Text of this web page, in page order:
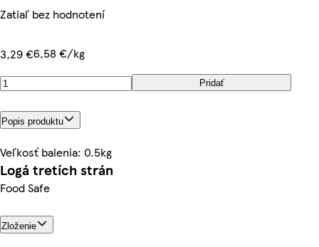
Zatiaľ bez hodnotení
3,29 €6,58 €/kg
Pridať
Popis produktu
Veľkosť balenia: 0.5kg
Logá tretích strán
Food Safe
Zloženie